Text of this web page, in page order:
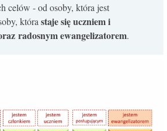
celów - od osoby, która jest
która staje się uczniem i
radosnym ewangelizatorem.